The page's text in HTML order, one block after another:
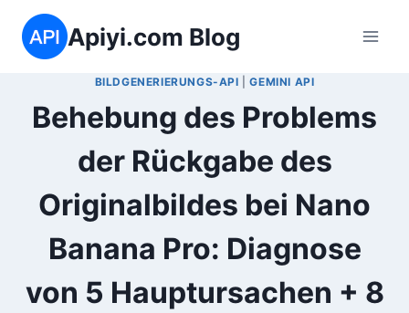
Inhalt
springen
Apiyi.com Blog
BILDGENERIERUNGS-API |GEMINI API
Behebung des Problems
der Rückgabe des
Originalbildes bei Nano
Banana Pro: Diagnose
von 5 Hauptursachen + 8